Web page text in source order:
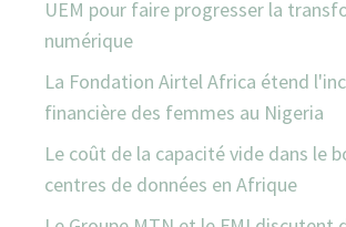
UEM pour faire progresser la
numérique
La Fondation Airtel Africa étend
financière des femmes au Nigeria
Le coût de la capacité vide dans le
centres de données en Afrique